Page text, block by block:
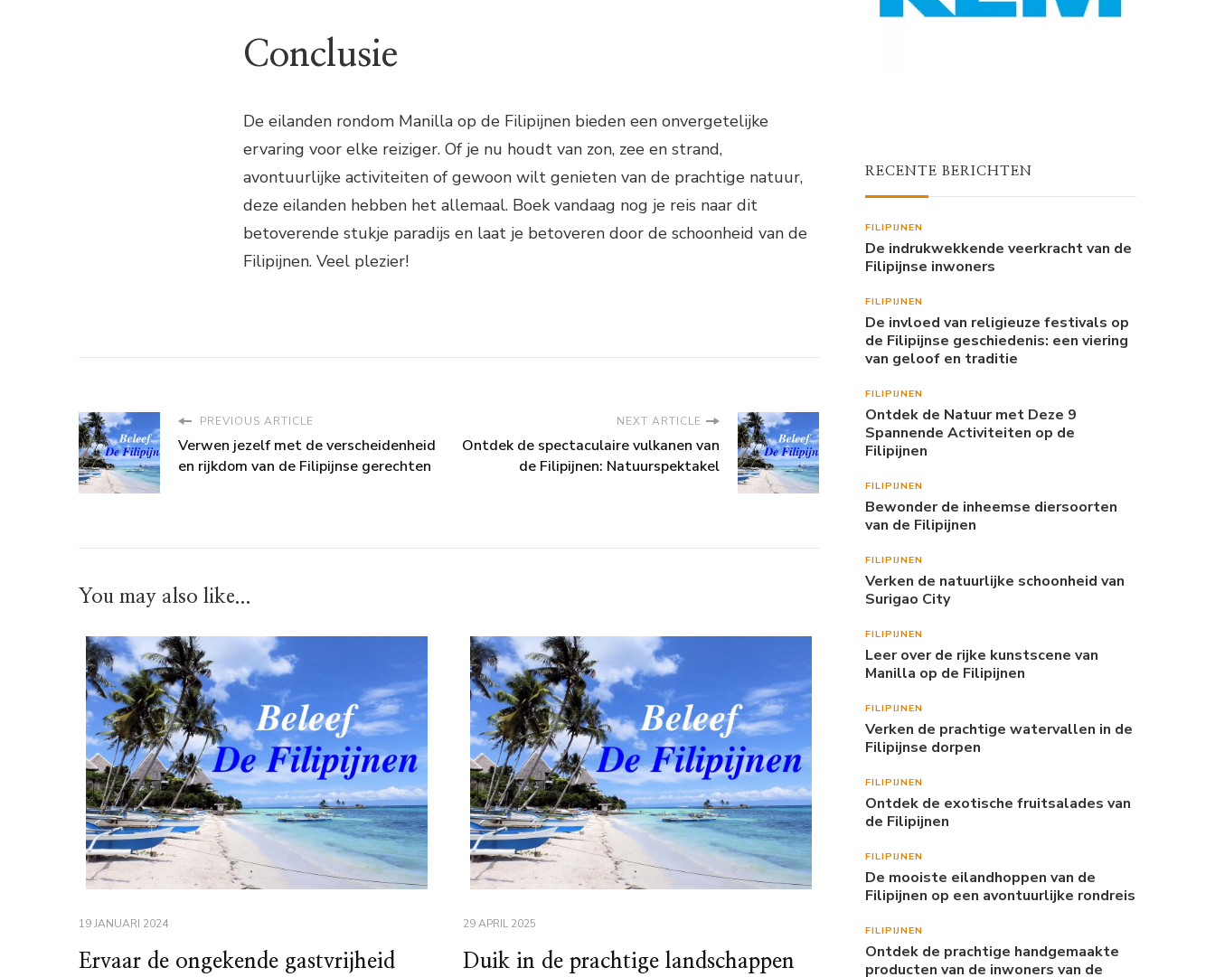
Conclusie
De eilanden rondom Manilla op de Filipijnen bieden een onvergetelijke
ervaring voor elke reiziger. Of je nu houdt van zon, zee en strand,
avontuurlijke activiteiten of gewoon wilt genieten van de prachtige natuur,
deze eilanden hebben het allemaal. Boek vandaag nog je reis naar dit
betoverende stukje paradijs en laat je betoveren door de schoonheid van de
Filipijnen. Veel plezier!
PREVIOUS ARTICLE
Verwen jezelf met de verscheidenheid
en rijkdom van de Filipijnse gerechten
NEXT ARTICLE
Ontdek de spectaculaire vulkanen van
de Filipijnen: Natuurspektakel
You may also like...
19 JANUARI 2024
Ervaar de ongekende gastvrijheid
29 APRIL 2025
Duik in de prachtige landschappen
RECENTE BERICHTEN
FILIPIJNEN
De indrukwekkende veerkracht van de
Filipijnse inwoners
FILIPIJNEN
De invloed van religieuze festivals op
de Filipijnse geschiedenis: een viering
van geloof en traditie
FILIPIJNEN
Ontdek de Natuur met Deze 9
Spannende Activiteiten op de
Filipijnen
FILIPIJNEN
Bewonder de inheemse diersoorten
van de Filipijnen
FILIPIJNEN
Verken de natuurlijke schoonheid van
Surigao City
FILIPIJNEN
Leer over de rijke kunstscene van
Manilla op de Filipijnen
FILIPIJNEN
Verken de prachtige watervallen in de
Filipijnse dorpen
FILIPIJNEN
Ontdek de exotische fruitsalades van
de Filipijnen
FILIPIJNEN
De mooiste eilandhoppen van de
Filipijnen op een avontuurlijke rondreis
FILIPIJNEN
Ontdek de prachtige handgemaakte
producten van de inwoners van de